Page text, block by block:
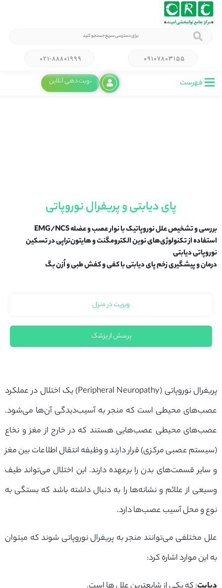
۰۲۱-۸۸۸۰۱۹۹۹ ۰۹۱۰۷۸۰۳۱۵۵
فهرست نوبت دهی آنلاین
صفحه اصلی
پای دیابتی و پریفرال نوروپاتی
بررسی و تشخیص علل نوروپاتیک با نوار عصب و عضله EMG/NCS
استفاده از تکنولوژی‌های نوین الکترومگنت و هایتون‌تراپی در تسکین
نوروپاتی دیابتی
درمان و پیشگیری زخم پای دیابتی با کفی و کفش طبی و اُزن بگ
ویزیت در منزل
پرسش از پزشک
پریفرال نوروپاتی (Peripheral Neuropathy) یک اختلال در عملکرد
عصب‌های محیطی است که منجر به آسیب‌دیدگی آن‌ها می‌شود.
عصب‌های محیطی عصب‌هایی هستند که در خارج از مغز و نخاع
(سیستم عصبی مرکزی) قرار دارند و وظیفه انتقال اطلاعات بین مغز
و سایر قسمت‌های بدن را برعهده دارند. این اختلال می‌تواند طیف
وسیعی از علائم و نشانه‌ها را به دنبال داشته باشد که بستگی به
نوع و محل آسیب عصب‌ها دارد.
علل مختلفی می‌توانند منجر به پریفرال نوروپاتی شوند که میتوان
به این موارد اشاره کرد: